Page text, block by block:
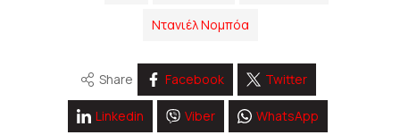
Ντανιέλ Νομπόα
Share Facebook Twitter
Linkedin Viber WhatsApp